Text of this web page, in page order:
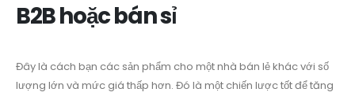
B2B hoặc bán sỉ
Đây là cách bạn các sản phẩm cho một nhà bán lẻ khác với số
lượng lớn và mức giá thấp hơn. Đó là một chiến lược tốt để tăng